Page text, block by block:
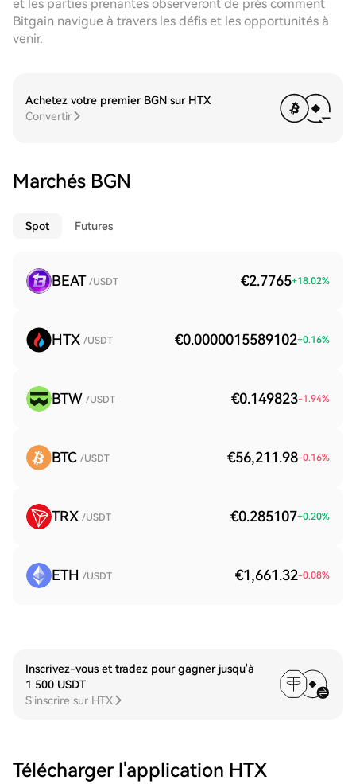
et les parties prenantes observeront de près comment
Bitgain navigue à travers les défis et les opportunités à
venir.
Achetez votre premier BGN sur HTX
Convertir
Marchés BGN
Spot Futures
BEAT /USDT €2.7765+18.02%
HTX /USDT €0.0000015589102+0.16%
BTW /USDT €0.149823-1.94%
BTC /USDT €56,211.98-0.16%
TRX /USDT €0.285107+0.20%
ETH /USDT €1,661.32-0.08%
Inscrivez-vous et tradez pour gagner jusqu'à
1 500 USDT
S'inscrire sur HTX
Télécharger l'application HTX